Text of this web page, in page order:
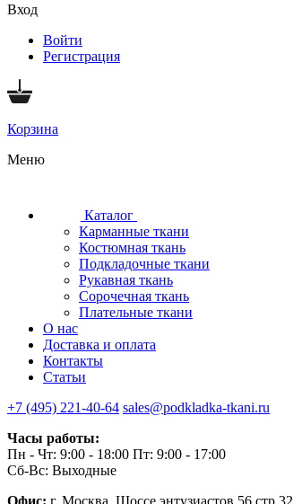
Вход
Войти
Регистрация
Корзина
Меню
Каталог
Карманные ткани
Костюмная ткань
Подкладочные ткани
Рукавная ткань
Сорочечная ткань
Плательные ткани
О нас
Доставка и оплата
Контакты
Статьи
+7 (495) 221-40-64 sales@podkladka-tkani.ru
Часы работы:
Пн - Чт: 9:00 - 18:00 Пт: 9:00 - 17:00
Сб-Вс: Выходные
Офис: г. Москва, Шоссе энтузиастов 56 стр 32